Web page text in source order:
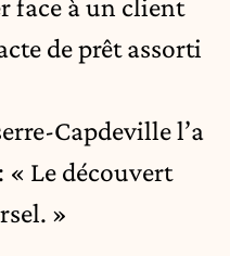
face à un client
de prêt assorti
Capdeville l’a
« Le découvert
»